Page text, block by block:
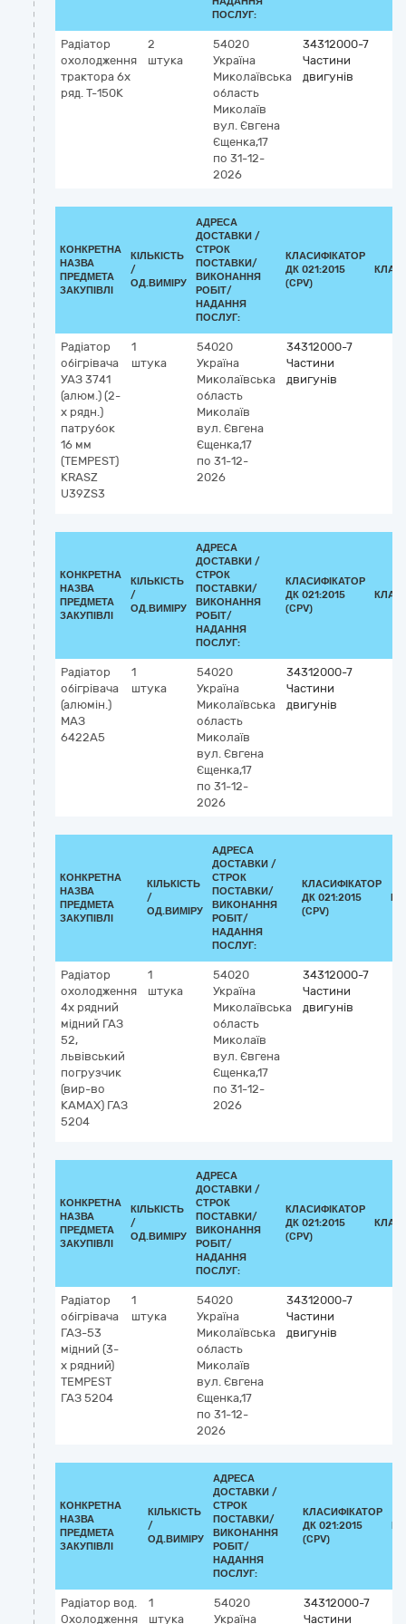
ПОСЛУГ:
Радіатор
охолодження
трактора 6х
ряд. Т-150К
2
штука
54020
Україна
Миколаївська
область
Миколаїв
вул. Євгена
Єщенка,17
по 31-12-
2026
34312000-7
Частини
двигунів
КОНКРЕТНА
НАЗВА
ПРЕДМЕТА
ЗАКУПІВЛІ
КІЛЬКІСТЬ
/
ОД.ВИМІРУ
АДРЕСА
ДОСТАВКИ /
СТРОК
ПОСТАВКИ/
ВИКОНАННЯ
РОБІТ/
НАДАННЯ
ПОСЛУГ:
КЛАСИФІКАТОР
ДК 021:2015
(CPV)
Радіатор
обігрівача
УАЗ 3741
(алюм.) (2-
х рядн.)
патрубок
16 мм
(TEMPEST)
KRASZ
U39ZS3
1
штука
54020
Україна
Миколаївська
область
Миколаїв
вул. Євгена
Єщенка,17
по 31-12-
2026
34312000-7
Частини
двигунів
КОНКРЕТНА
НАЗВА
ПРЕДМЕТА
ЗАКУПІВЛІ
КІЛЬКІСТЬ
/
ОД.ВИМІРУ
АДРЕСА
ДОСТАВКИ /
СТРОК
ПОСТАВКИ/
ВИКОНАННЯ
РОБІТ/
НАДАННЯ
ПОСЛУГ:
КЛАСИФІКАТОР
ДК 021:2015
(CPV)
Радіатор
обігрівача
(алюмін.)
МАЗ
6422А5
1
штука
54020
Україна
Миколаївська
область
Миколаїв
вул. Євгена
Єщенка,17
по 31-12-
2026
34312000-7
Частини
двигунів
КОНКРЕТНА
НАЗВА
ПРЕДМЕТА
ЗАКУПІВЛІ
КІЛЬКІСТЬ
/
ОД.ВИМІРУ
АДРЕСА
ДОСТАВКИ /
СТРОК
ПОСТАВКИ/
ВИКОНАННЯ
РОБІТ/
НАДАННЯ
ПОСЛУГ:
КЛАСИФІКАТОР
ДК 021:2015
(CPV)
Радіатор
охолодження
4х рядний
мідний ГАЗ
52,
львівський
погрузчик
(вир-во
КАМАХ) ГАЗ
5204
1
штука
54020
Україна
Миколаївська
область
Миколаїв
вул. Євгена
Єщенка,17
по 31-12-
2026
34312000-7
Частини
двигунів
КОНКРЕТНА
НАЗВА
ПРЕДМЕТА
ЗАКУПІВЛІ
КІЛЬКІСТЬ
/
ОД.ВИМІРУ
АДРЕСА
ДОСТАВКИ /
СТРОК
ПОСТАВКИ/
ВИКОНАННЯ
РОБІТ/
НАДАННЯ
ПОСЛУГ:
КЛАСИФІКАТОР
ДК 021:2015
(CPV)
Радіатор
обігрівача
ГАЗ-53
мідний (3-
х рядний)
TEMPEST
ГАЗ 5204
1
штука
54020
Україна
Миколаївська
область
Миколаїв
вул. Євгена
Єщенка,17
по 31-12-
2026
34312000-7
Частини
двигунів
КОНКРЕТНА
НАЗВА
ПРЕДМЕТА
ЗАКУПІВЛІ
КІЛЬКІСТЬ
/
ОД.ВИМІРУ
АДРЕСА
ДОСТАВКИ /
СТРОК
ПОСТАВКИ/
ВИКОНАННЯ
РОБІТ/
НАДАННЯ
ПОСЛУГ:
КЛАСИФІКАТОР
ДК 021:2015
(CPV)
Радіатор вод.
Охолодження
1
штука
54020
Україна
34312000-7
Частини